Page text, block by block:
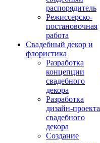
распорядитель
Режиссерско-
постановочная
работа
Свадебный декор и
флористика
Разработка
концепции
свадебного
декора
Разработка
дизайн-проекта
свадебного
декора
Создание